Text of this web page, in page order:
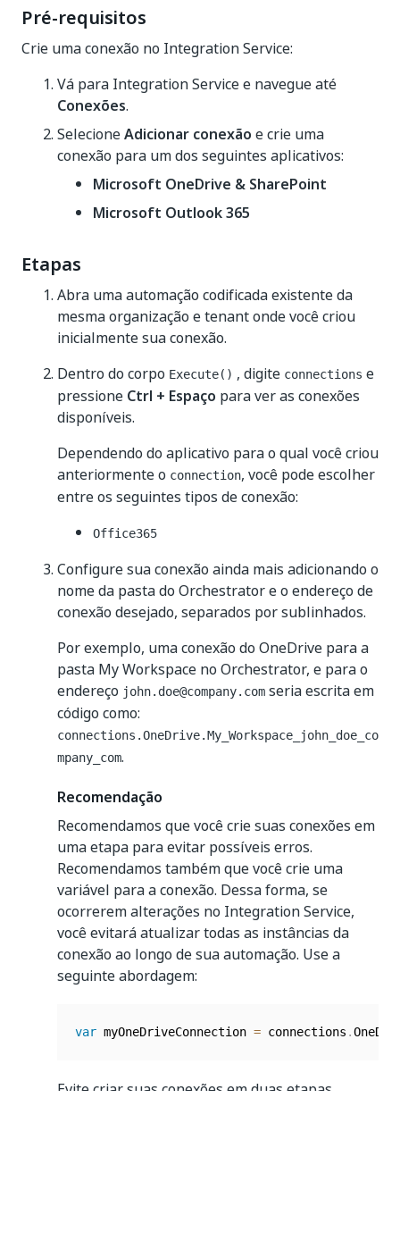
Pré-requisitos
Crie uma conexão no Integration Service:
Vá para Integration Service e navegue até
Conexões.
SelecioneAdicionar conexão e crie uma
conexão para um dos seguintes aplicativos:
Microsoft OneDrive & SharePoint
Microsoft Outlook 365
Etapas
Abra uma automação codificada existente da
mesma organização e tenant onde você criou
inicialmente sua conexão.
Dentro do corpo Execute() , digite connections e
pressione Ctrl + Espaço para ver as conexões
disponíveis.
Dependendo do aplicativo para o qual você criou
anteriormente o connection, você pode escolher
entre os seguintes tipos de conexão:
Office365
Configure sua conexão ainda mais adicionando o
nome da pasta do Orchestrator e o endereço de
conexão desejado, separados por sublinhados.
Por exemplo, uma conexão do OneDrive para a
pasta My Workspace no Orchestrator, e para o
endereço john.doe@company.com seria escrita em
código como:
connections.OneDrive.My_Workspace_john_doe_co
mpany_com.
Recomendação
Recomendamos que você crie suas conexões em
uma etapa para evitar possíveis erros.
Recomendamos também que você crie uma
variável para a conexão. Dessa forma, se
ocorrerem alterações no Integration Service,
você evitará atualizar todas as instâncias da
conexão ao longo de sua automação. Use a
seguinte abordagem:
var myOneDriveConnection = connections .
Evite criar suas conexões em duas etapas